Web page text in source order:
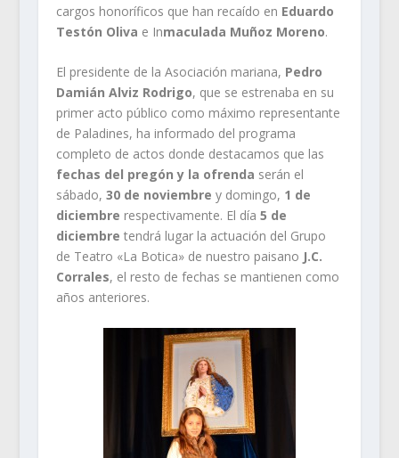
cargos honoríficos que han recaído en Eduardo
Testón Oliva e Inmaculada Muñoz Moreno.
El presidente de la Asociación mariana, Pedro
Damián Alviz Rodrigo, que se estrenaba en su
primer acto público como máximo representante
de Paladines, ha informado del programa
completo de actos donde destacamos que las
fechas del pregón y la ofrenda serán el
sábado, 30 de noviembre y domingo, 1 de
diciembre respectivamente. El día 5 de
diciembre tendrá lugar la actuación del Grupo
de Teatro «La Botica» de nuestro paisano J.C.
Corrales, el resto de fechas se mantienen como
años anteriores.